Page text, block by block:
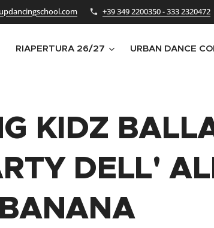
+39 349 2200350 - 333 2320472
RIAPERTURA 26/27 URBAN DANCE
KIDZ
DELL'
BANANA